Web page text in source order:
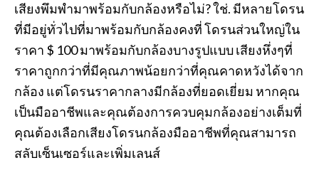
เสียงพึมพำมาพร้อมกับกล้องหรือไม่? ใช่. มีหลายโดรน
ที่มีอยู่ทั่วไปที่มาพร้อมกับกล้องคงที่ โดรนส่วนใหญ่ใน
ราคา $ 100 มาพร้อมกับกล้องบางรูปแบบ เสียงหึ่งๆที่
ราคาถูกกว่าที่มีคุณภาพน้อยกว่าที่คุณคาดหวังได้จาก
กล้อง แต่โดรนราคากลางมีกล้องที่ยอดเยี่ยม หากคุณ
เป็นมืออาชีพและคุณต้องการควบคุมกล้องอย่างเต็มที่
คุณต้องเลือกเสียงโดรนกล้องมืออาชีพที่คุณสามารถ
สลับเซ็นเซอร์และเพิ่มเลนส์